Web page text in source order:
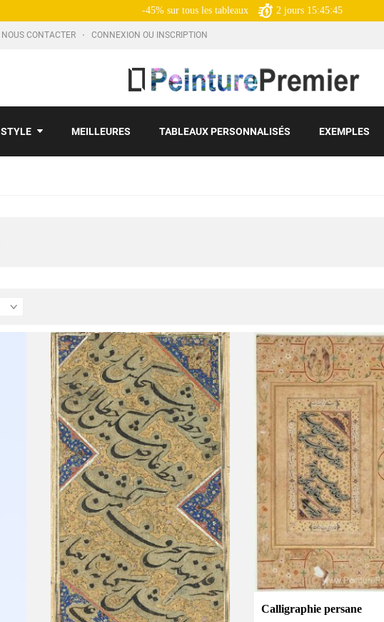
-45% sur tous les tableaux 2 jours 15:45:43
NOUS CONTACTER CONNEXION OU INSCRIPTION
STYLE MEILLEURES TABLEAUX PERSONNALISÉS EXEMPLES
Calligraphie persane